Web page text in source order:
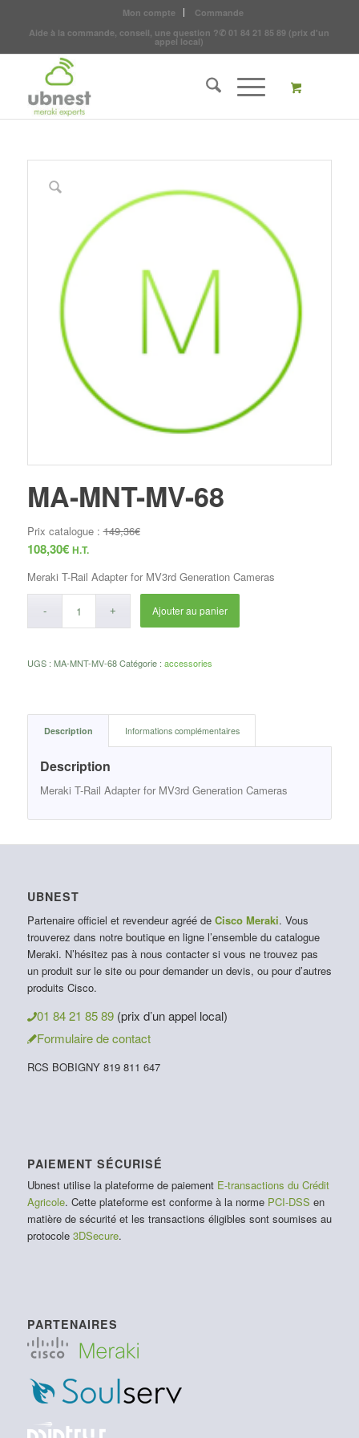
Mon compte
Commande
Aide à la commande, conseil, une question ?✆ 01 84 21 85 89 (prix d'un
appel local)
MA-MNT-MV-68
Prix catalogue :149,36€
108,30€ H.T.
Meraki T-Rail Adapter for MV3rd Generation Cameras
Ajouter au panier
UGS : MA-MNT-MV-68 Catégorie : accessories
Description Informations complémentaires
Description
Meraki T-Rail Adapter for MV3rd Generation Cameras
UBNEST
Partenaire officiel et revendeur agréé de Cisco Meraki. Vous
trouverez dans notre boutique en ligne l’ensemble du catalogue
Meraki. N’hésitez pas à nous contacter si vous ne trouvez pas
un produit sur le site ou pour demander un devis, ou pour d’autres
produits Cisco.
01 84 21 85 89 (prix d’un appel local)
Formulaire de contact
RCS BOBIGNY 819 811 647
PAIEMENT SÉCURISÉ
Ubnest utilise la plateforme de paiement E-transactions du Crédit
Agricole. Cette plateforme est conforme à la norme PCI-DSS en
matière de sécurité et les transactions éligibles sont soumises au
protocole 3DSecure.
PARTENAIRES